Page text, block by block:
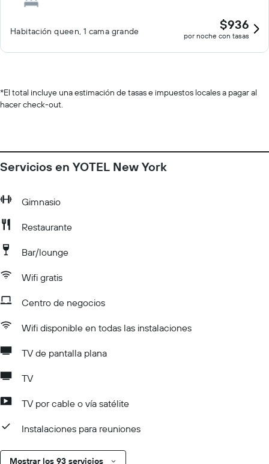
Habitación queen, 1 cama grande $936
por noche con tasas
*El total incluye una estimación de tasas e impuestos locales a pagar al
hacer check-out.
Servicios en YOTEL New York
Gimnasio
Restaurante
Bar/lounge
Wifi gratis
Centro de negocios
Wifi disponible en todas las instalaciones
TV de pantalla plana
TV
TV por cable o vía satélite
Instalaciones para reuniones
Mostrar los 93 servicios